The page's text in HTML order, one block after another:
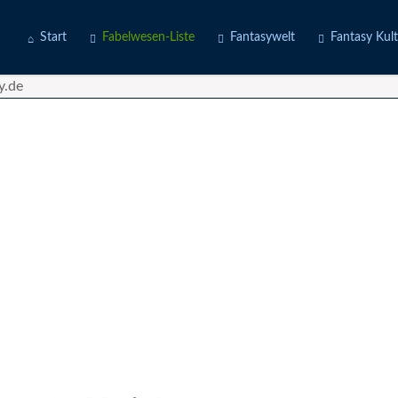
Start Fabelwesen-Liste Fantasywelt Fantasy